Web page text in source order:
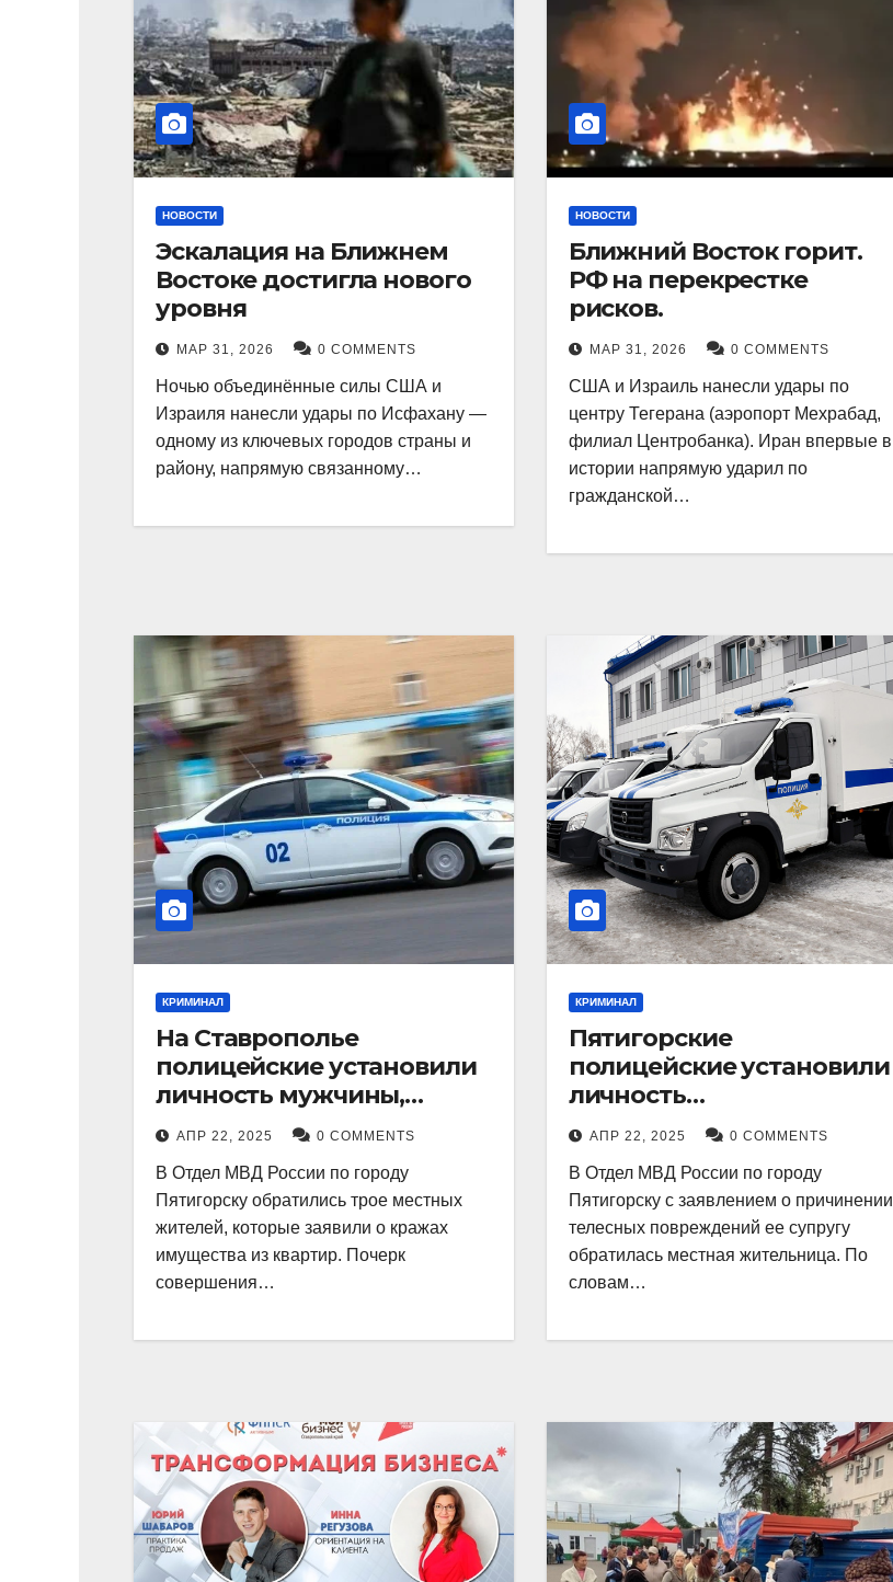
НОВОСТИ
Эскалация на Ближнем
Востоке достигла нового
уровня
МАР 31, 2026 0 COMMENTS
Ночью объединённые силы США и
Израиля нанесли удары по Исфахану —
одному из ключевых городов страны и
району, напрямую связанному…
НОВОСТИ
Ближний Восток горит.
РФ на перекрестке
рисков.
МАР 31, 2026 0 COMMENTS
США и Израиль нанесли удары по
центру Тегерана (аэропорт Мехрабад,
филиал Центробанка). Иран впервые в
истории напрямую ударил по
гражданской…
КРИМИНАЛ
На Ставрополье
полицейские установили
личность мужчины,
причастного к кражам
имущества из квартир в
Пятигорске
АПР 22, 2025 0 COMMENTS
В Отдел МВД России по городу
Пятигорску обратились трое местных
жителей, которые заявили о кражах
имущества из квартир. Почерк
совершения…
КРИМИНАЛ
Пятигорские
полицейские установили
личность
злоумышленника,
причинившего телесные
повреждения местному
жителю
АПР 22, 2025 0 COMMENTS
В Отдел МВД России по городу
Пятигорску с заявлением о причинении
телесных повреждений ее супругу
обратилась местная жительница. По
словам…